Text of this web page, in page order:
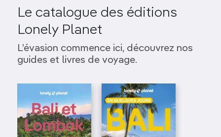
Le catalogue des éditions
Lonely Planet
L’évasion commence ici, découvrez nos
guides et livres de voyage.